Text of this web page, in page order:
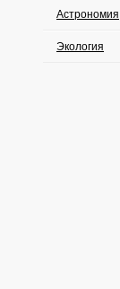
Астрономия
Экология